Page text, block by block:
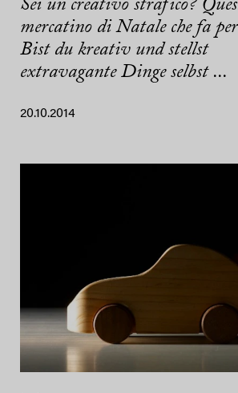
Sei un creativo strafico?
mercatino di Natale che fa per
Bist du kreativ und stellst
extravagante Dinge selbst ...
20.10.2014